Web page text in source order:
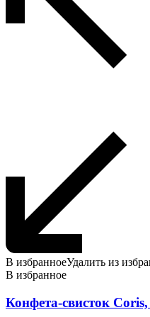
В избранноеУдалить из
В избранное
Конфета-свисток